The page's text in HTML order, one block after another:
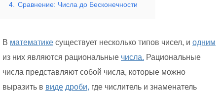
4.
Сравнение: Числа до Бесконечности
В математике существует несколько типов чисел, и одним
из них являются рациональные числа. Рациональные
числа представляют собой числа, которые можно
выразить в виде дроби, где числитель и знаменатель